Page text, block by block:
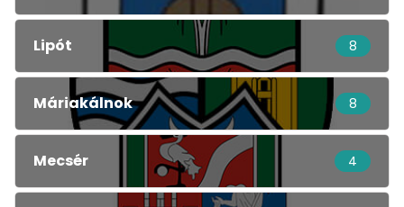
Lipót 8
Máriakálnok 8
Mecsér 4